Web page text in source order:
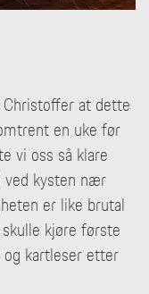
at dette
en uke før
vi oss så klare
ved kysten nær
er like brutal
kjøre første
kartleser etter